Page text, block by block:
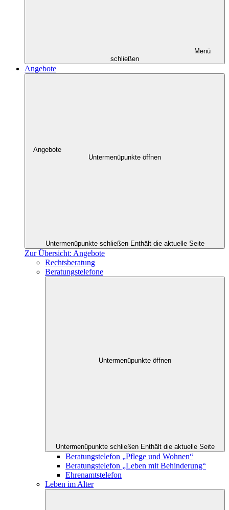
Menü
schließen
Angebote
Angebote
Untermenüpunkte öffnen
Untermenüpunkte schließen Enthält die aktuelle Seite
Zur Übersicht: Angebote
Rechtsberatung
Beratungstelefone
Untermenüpunkte öffnen
Untermenüpunkte schließen Enthält die aktuelle Seite
Beratungstelefon „Pflege und Wohnen“
Beratungstelefon „Leben mit Behinderung“
Ehrenamtstelefon
Leben im Alter